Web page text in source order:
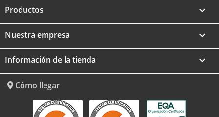
Productos 
Nuestra empresa 
Información de la tienda keyboard_arrow_down
Cómo llegar